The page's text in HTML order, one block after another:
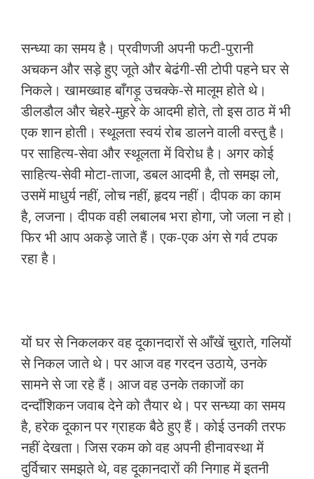
सन्ध्या का समय है। प्रवीणजी अपनी फटी-पुरानी
अचकन और सड़े हुए जूते और बेढंगी-सी टोपी पहने घर से
निकले। खामख्वाह बाँगड़ू उचक्के-से मालूम होते थे।
डीलडौल और चेहरे-मुहरे के आदमी होते, तो इस ठाठ में भी
एक शान होती। स्थूलता स्वयं रोब डालने वाली वस्तु है।
पर साहित्य-सेवा और स्थूलता में विरोध है। अगर कोई
साहित्य-सेवी मोटा-ताजा, डबल आदमी है, तो समझ लो,
उसमें माधुर्य नहीं, लोच नहीं, हृदय नहीं। दीपक का काम
है, लजना। दीपक वही लबालब भरा होगा, जो जला न हो।
फिर भी आप अकड़े जाते हैं। एक-एक अंग से गर्व टपक
रहा है।
यों घर से निकलकर वह दूकानदारों से आँखें चुराते, गलियों
से निकल जाते थे। पर आज वह गरदन उठाये, उनके
सामने से जा रहे हैं। आज वह उनके तकाजों का
दन्दाँशिकन जवाब देने को तैयार थे। पर सन्ध्या का समय
है, हरेक दूकान पर ग्राहक बैठे हुए हैं। कोई उनकी तरफ
नहीं देखता। जिस रकम को वह अपनी हीनावस्था में
दुर्विचार समझते थे, वह दूकानदारों की निगाह में इतनी